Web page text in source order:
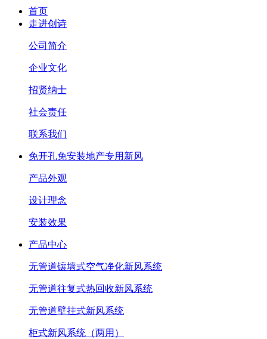
首页
走进创诗
公司简介
企业文化
招贤纳士
社会责任
联系我们
免开孔免安装地产专用新风
产品外观
设计理念
安装效果
产品中心
无管道镶墙式空气净化新风系统
无管道往复式热回收新风系统
无管道壁挂式新风系统
柜式新风系统（两用）